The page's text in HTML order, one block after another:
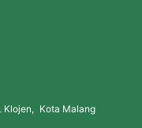
Klojen, Kota Malang